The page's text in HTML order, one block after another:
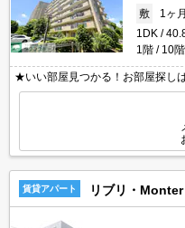
敷
1ヶ月
1DK
1階
10
★いい部屋見つかる！お部屋探し
賃貸アパート リブリ・